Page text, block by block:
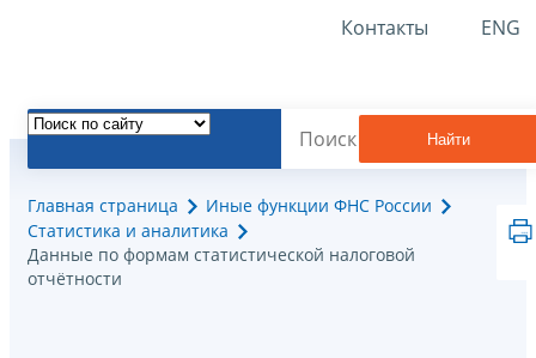
Контакты ENG
Найти
Главная страница
Иные функции ФНС России
Статистика и аналитика
Данные по формам статистической налоговой
отчётности